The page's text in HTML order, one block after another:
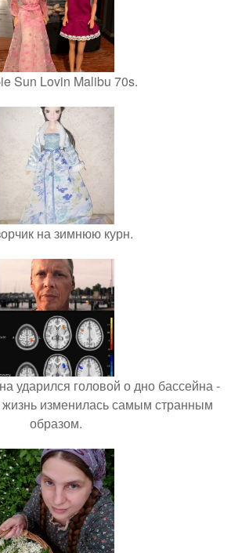
Sun Lovin Malibu 70s.
на зимнюю курн.
ударился головой о дно бассейна -
жизнь изменилась самым странным
образом.